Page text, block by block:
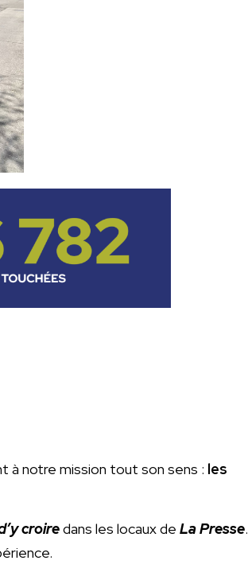
à notre mission tout son sens : les
croiredans les locaux de La Presse.